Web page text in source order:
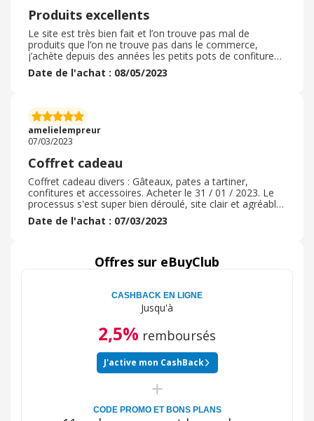
Produits excellents
Le site est très bien fait et l’on trouve pas mal de
produits que l’on ne trouve pas dans le commerce,
j’achète depuis des années les petits pots de confitures,
ma maman en raffole, il y a le choix des goûts et ces
petits pots peuvent resservir une fois vides. Il y a bien
en colissimo et gratuite à partir d’un certain montant. La
livraison peut se faire au domicile ou dans un relais pick
up, ce qui est très pratique.
Date de l'achat : 08/05/2023
amelielempreur
07/03/2023
Coffret cadeau
Coffret cadeau divers : Gâteaux, pates a tartiner,
confitures et accessoires. Acheter le 31 / 01 / 2023. Le
processus s'est super bien déroulé, site clair et agréable.
Pas de code promo mais un cadeau lors de ma
commande, si j'atteignait 45€, chose faites. La livraison
produits est conforme a ce que j'attendait. Nous
connaissions déjà les produits donc pour nous c'était
Date de l'achat : 07/03/2023
Offres sur eBuyClub
CASHBACK EN LIGNE
Jusqu'à
2,5% remboursés
J'active mon CashBack
CODE PROMO ET BONS PLANS